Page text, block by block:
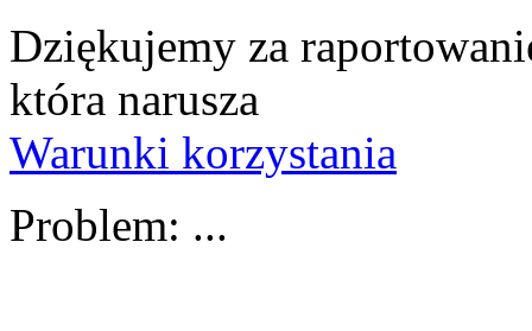
Dziękujemy za
która narusza
Warunki korzystania
Problem: ...